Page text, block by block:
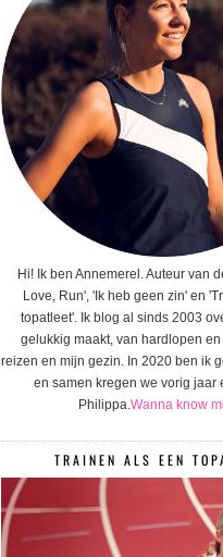
Hi! Ik ben Annemerel. Auteur van
Love, Run', 'Ik heb geen zin' en
topatleet'. Ik blog al sinds 2003
gelukkig maakt, van hardlopen
reizen en mijn gezin. In 2020 ben ik
en samen kregen we vorig jaar
Philippa.Wanna know
TRAINEN ALS EEN